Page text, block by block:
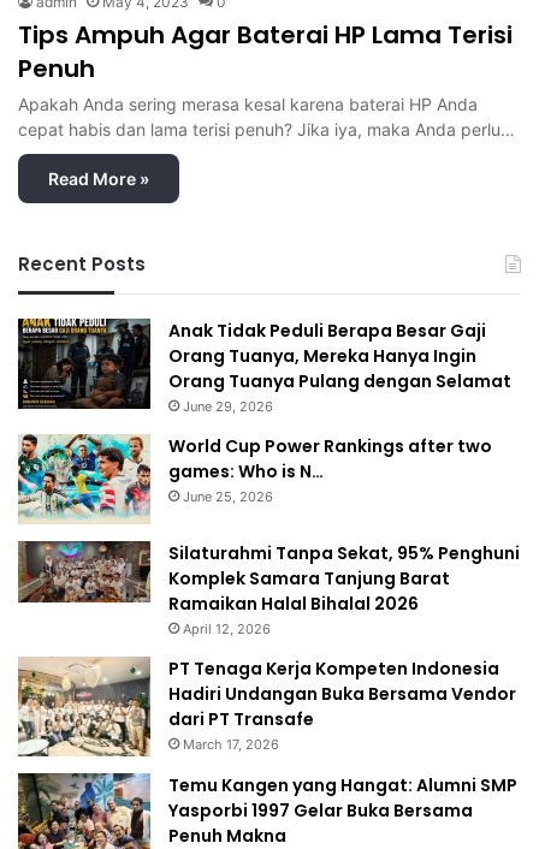
Tips Ampuh Agar Baterai HP Lama Terisi
Penuh
Apakah Anda sering merasa kesal karena baterai HP Anda
cepat habis dan lama terisi penuh? Jika iya, maka Anda perlu…
Read More »
Recent Posts
Anak Tidak Peduli Berapa Besar Gaji
Orang Tuanya, Mereka Hanya Ingin
Orang Tuanya Pulang dengan Selamat
June 29, 2026
World Cup Power Rankings after two
games: Who is N…
June 25, 2026
Silaturahmi Tanpa Sekat, 95% Penghuni
Komplek Samara Tanjung Barat
Ramaikan Halal Bihalal 2026
April 12, 2026
PT Tenaga Kerja Kompeten Indonesia
Hadiri Undangan Buka Bersama Vendor
dari PT Transafe
March 17, 2026
Temu Kangen yang Hangat: Alumni SMP
Yasporbi 1997 Gelar Buka Bersama
Penuh Makna